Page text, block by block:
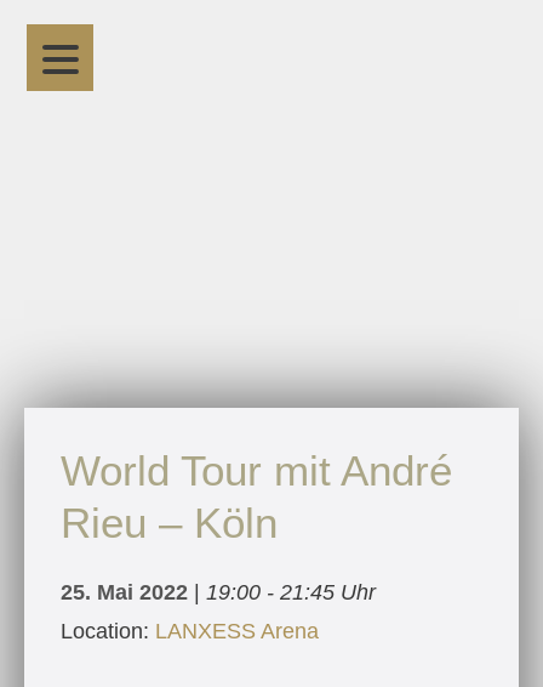
World Tour mit André
Rieu – Köln
25. Mai 2022
19:00 - 21:45 Uhr
Location: LANXESS Arena